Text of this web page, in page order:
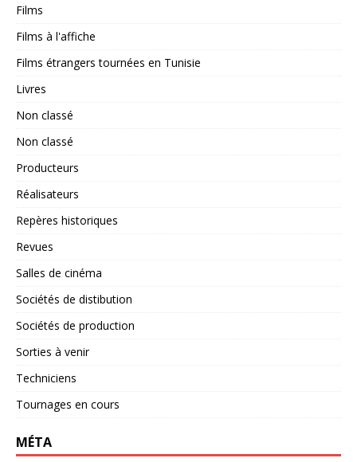
Films
Films à l'affiche
Films étrangers tournées en Tunisie
Livres
Non classé
Non classé
Producteurs
Réalisateurs
Repères historiques
Revues
Salles de cinéma
Sociétés de distibution
Sociétés de production
Sorties à venir
Techniciens
Tournages en cours
MÉTA